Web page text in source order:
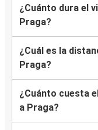
¿Cuánto dura el
Praga?
¿Cuál es la
Praga?
¿Cuánto cuesta
a Praga?